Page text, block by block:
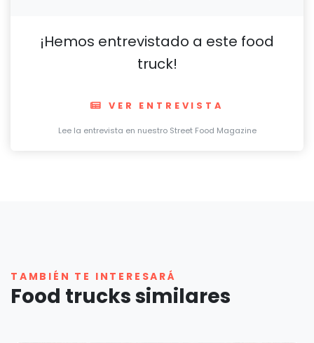
¡Hemos entrevistado a este food
truck!
VER ENTREVISTA
Lee la entrevista en nuestro Street Food Magazine
TAMBIÉN TE INTERESARÁ
Food trucks similares